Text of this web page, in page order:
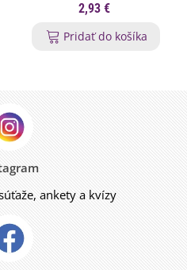
2,93 €
Pridať do košíka
ankety a kvízy